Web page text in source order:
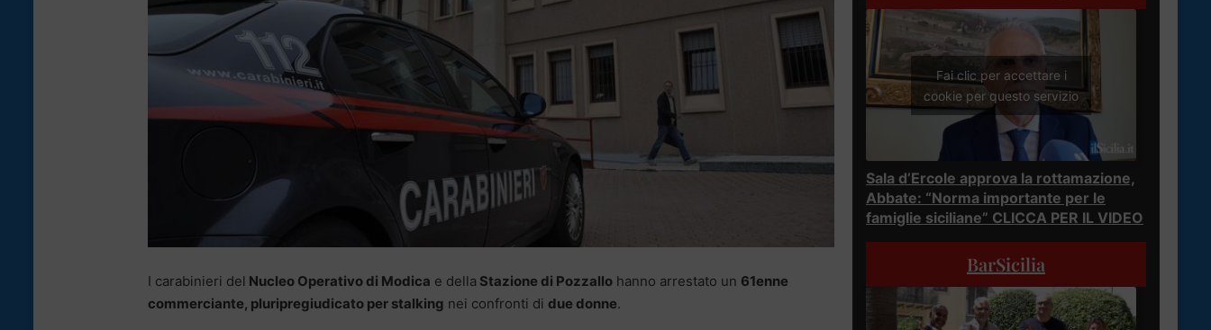
I carabinieri del Nucleo Operativo di Modica e della Stazione di Pozzallo hanno arrestato un 61enne
commerciante, pluripregiudicato per stalking nei confronti di due donne.
Fai clic per accettare i
cookie per questo servizio
Sala d’Ercole approva la rottamazione,
Abbate: “Norma importante per le
famiglie siciliane” CLICCA PER IL VIDEO
BarSicilia